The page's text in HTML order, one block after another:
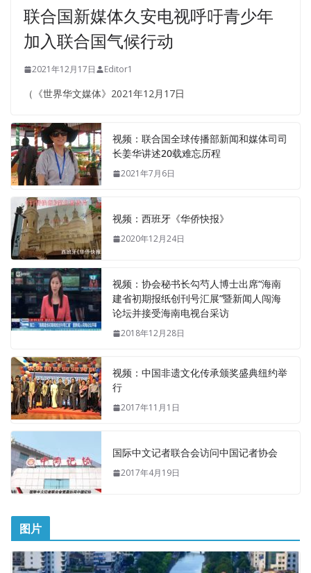
联合国新媒体久安电视呼吁青少年
加入联合国气候行动
2021年12月17日 Editor1
（《世界华文媒体》2021年12月17日
视频：联合国全球传播部新闻和媒体司司
长姜华讲述20载难忘历程
2021年7月6日
视频：西班牙《华侨快报》
2020年12月24日
视频：协会秘书长勾芍人博士出席“海南
建省初期报纸创刊号汇展”暨新闻人闯海
论坛并接受海南电视台采访
2018年12月28日
视频：中国非遗文化传承颁奖盛典纽约举
行
2017年11月1日
国际中文记者联合会访问中国记者协会
2017年4月19日
图片